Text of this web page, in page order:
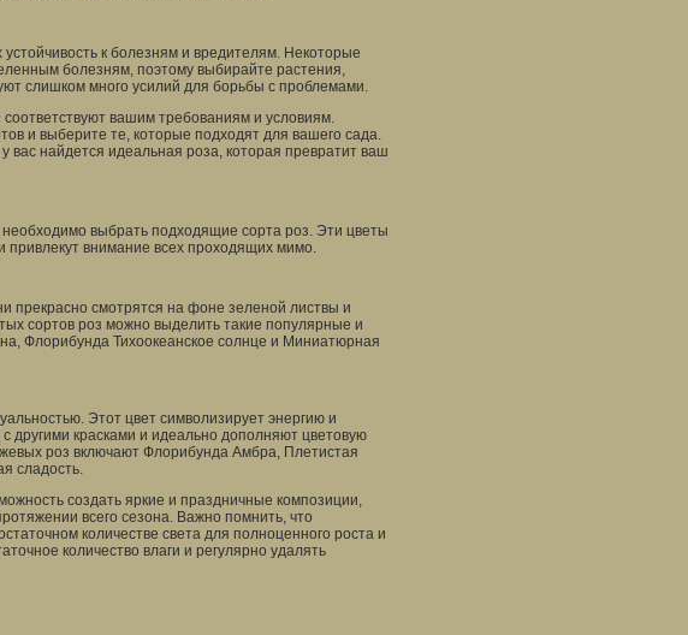
к болезням и вредителям. Некоторые
болезням, поэтому выбирайте растения,
слишком много усилий для борьбы с проблемами.
вашим требованиям и условиям.
и выберите те, которые подходят для вашего сада.
вас найдется идеальная роза, которая превратит ваш
необходимо выбрать подходящие сорта роз. Эти цветы
привлекут внимание всех проходящих мимо.
прекрасно смотрятся на фоне зеленой листвы и
сортов роз можно выделить такие популярные и
Флорибунда Тихоокеанское солнце и Миниатюрная
Этот цвет символизирует энергию и
красками и идеально дополняют цветовую
роз включают Флорибунда Амбра, Плетистая
сладость.
создать яркие и праздничные композиции,
всего сезона. Важно помнить, что
количестве света для полноценного роста и
количество влаги и регулярно удалять